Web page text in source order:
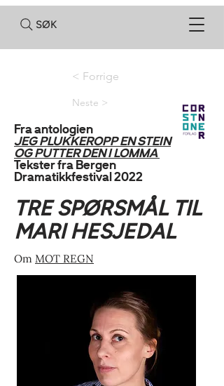
SØK
< Forrige
Neste >
Fra antologien
JEG PLUKKEROPP EN STEIN
OG PUTTER DEN I LOMMA
Tekster fra Bergen
Dramatikkfestival 2022
TRE SPØRSMÅL TIL
MARI HESJEDAL
Om MOT REGN